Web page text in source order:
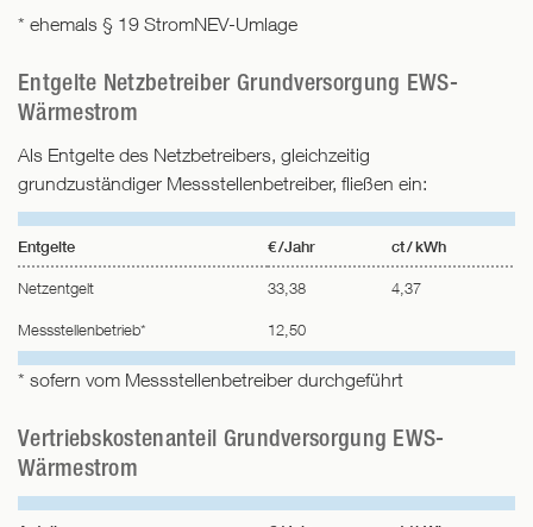
* ehemals § 19 StromNEV-Umlage
Entgelte Netzbetreiber Grundversorgung EWS-
Wärmestrom
Als Entgelte des Netzbetreibers, gleichzeitig
grundzuständiger Messstellenbetreiber, fließen ein:
Entgelte € /Jahr ct / kWh
Netzentgelt 33,38 4,37
Messstellenbetrieb* 12,50
* sofern vom Messstellenbetreiber durchgeführt
Vertriebskostenanteil Grundversorgung EWS-
Wärmestrom